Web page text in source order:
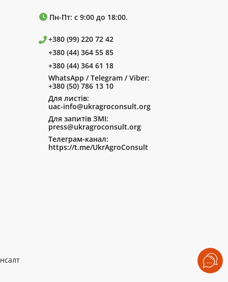
Пн-Пт: с 9:00 до 18:00.
+380 (99) 220 72 42
+380 (44) 364 55 85
+380 (44) 364 61 18
WhatsApp / Telegram / Viber:
+380 (50) 786 13 10
Для листів:
uac-info@ukragroconsult.org
Для запитів ЗМІ:
press@ukragroconsult.org
Телеграм-канал:
https://t.me/UkrAgroConsult